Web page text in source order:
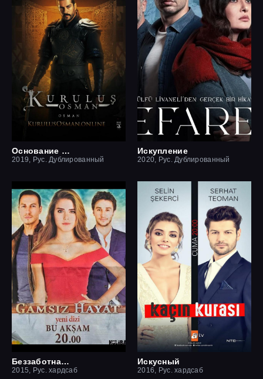
Основание Осман
2019, Рус. Дублированный
Искупление
2020, Рус. Дублированный
Беззаботная жизнь
2015, Рус. хардсаб
Искусный
2016, Рус. хардсаб